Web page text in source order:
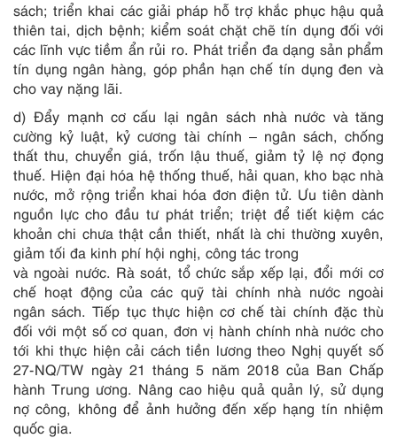
sách; triển khai các giải pháp hỗ trợ khắc phục hậu quả
thiên tai, dịch bệnh; kiểm soát chặt chẽ tín dụng đối với
các lĩnh vực tiềm ẩn rủi ro. Phát triển đa dạng sản phẩm
tín dụng ngân hàng, góp phần hạn chế tín dụng đen và
cho vay nặng lãi.
d) Đẩy mạnh cơ cấu lại ngân sách nhà nước và tăng
cường kỷ luật, kỷ cương tài chính – ngân sách, chống
thất thu, chuyển giá, trốn lậu thuế, giảm tỷ lệ nợ đọng
thuế. Hiện đại hóa hệ thống thuế, hải quan, kho bạc nhà
nước, mở rộng triển khai hóa đơn điện tử. Ưu tiên dành
nguồn lực cho đầu tư phát triển; triệt để tiết kiệm các
khoản chi chưa thật cần thiết, nhất là chi thường xuyên,
giảm tối đa kinh phí hội nghị, công tác trong
và ngoài nước. Rà soát, tổ chức sắp xếp lại, đổi mới cơ
chế hoạt động của các quỹ tài chính nhà nước ngoài
ngân sách. Tiếp tục thực hiện cơ chế tài chính đặc thù
đối với một số cơ quan, đơn vị hành chính nhà nước cho
tới khi thực hiện cải cách tiền lương theo Nghị quyết số
27-NQ/TW ngày 21 tháng 5 năm 2018 của Ban Chấp
hành Trung ương. Nâng cao hiệu quả quản lý, sử dụng
nợ công, không để ảnh hưởng đến xếp hạng tín nhiệm
quốc gia.